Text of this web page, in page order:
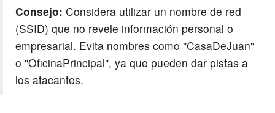
Consejo: Considera utilizar un nombre de red
(SSID) que no revele información personal o
empresarial. Evita nombres como "CasaDeJuan"
o "OficinaPrincipal", ya que pueden dar pistas a
los atacantes.